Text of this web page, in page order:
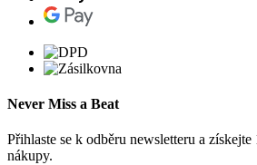
Never Miss a Beat
Přihlaste se k odběru newsletteru a
nákupy.